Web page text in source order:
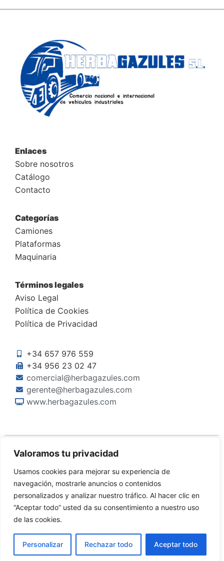
Valoramos tu privacidad
Usamos cookies para mejorar su experiencia de
navegación, mostrarle anuncios o contenidos
personalizados y analizar nuestro tráfico. Al hacer clic en
“Aceptar todo” usted da su consentimiento a nuestro uso
de las cookies.
Personalizar Rechazar todo Aceptar todo
Enlaces
Sobre nosotros
Catálogo
Contacto
Categorías
Camiones
Plataformas
Maquinaria
Términos legales
Aviso Legal
Política de Cookies
Política de Privacidad
+34 657 976 559
+34 956 23 02 47
comercial@herbagazules.com
gerente@herbagazules.com
www.herbagazules.com
©Copyright 2024 Herbagazules S.L.
Diseñado porDinan